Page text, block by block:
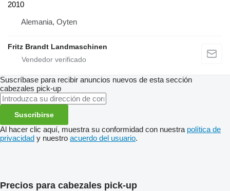
2010
Alemania, Oyten
Fritz Brandt Landmaschinen
Suscríbase para recibir anuncios nuevos de esta sección
cabezales pick-up
Suscribirse
Al hacer clic aquí, muestra su conformidad con nuestra política de
privacidad y nuestro acuerdo del usuario.
Precios para cabezales pick-up